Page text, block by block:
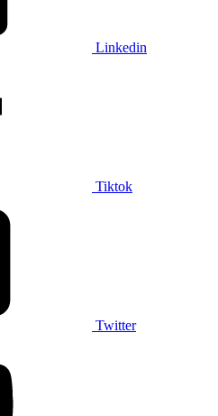
Linkedin
Tiktok
Twitter